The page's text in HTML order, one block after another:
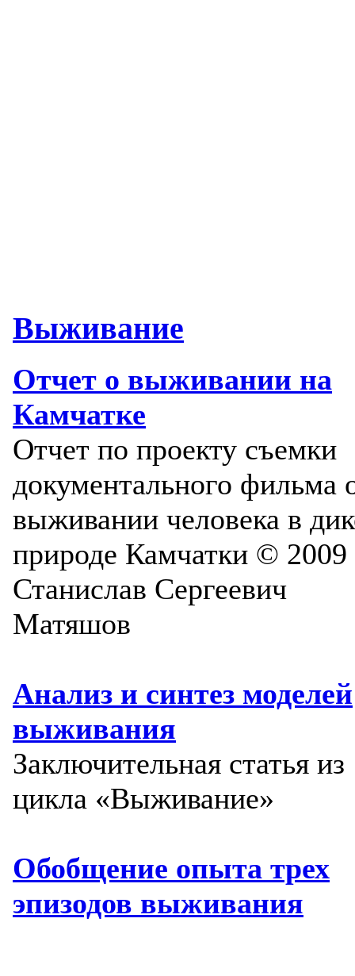
Выживание
Отчет о выживании на
Камчатке
Отчет по проекту съемки
документального фильма
выживании человека в
природе Камчатки © 2009
Станислав Сергеевич
Матяшов
Анализ и синтез моделей
выживания
Заключительная статья из
цикла «Выживание»
Обобщение опыта трех
эпизодов выживания